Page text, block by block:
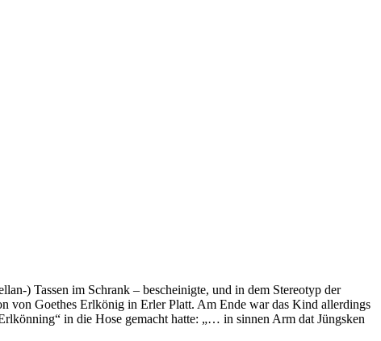
) Tassen im Schrank – bescheinigte, und in dem Stereotyp der
von Goethes Erlkönig in Erler Platt. Am Ende war das Kind allerdings
in die Hose gemacht hatte: „… in sinnen Arm dat Jüngsken